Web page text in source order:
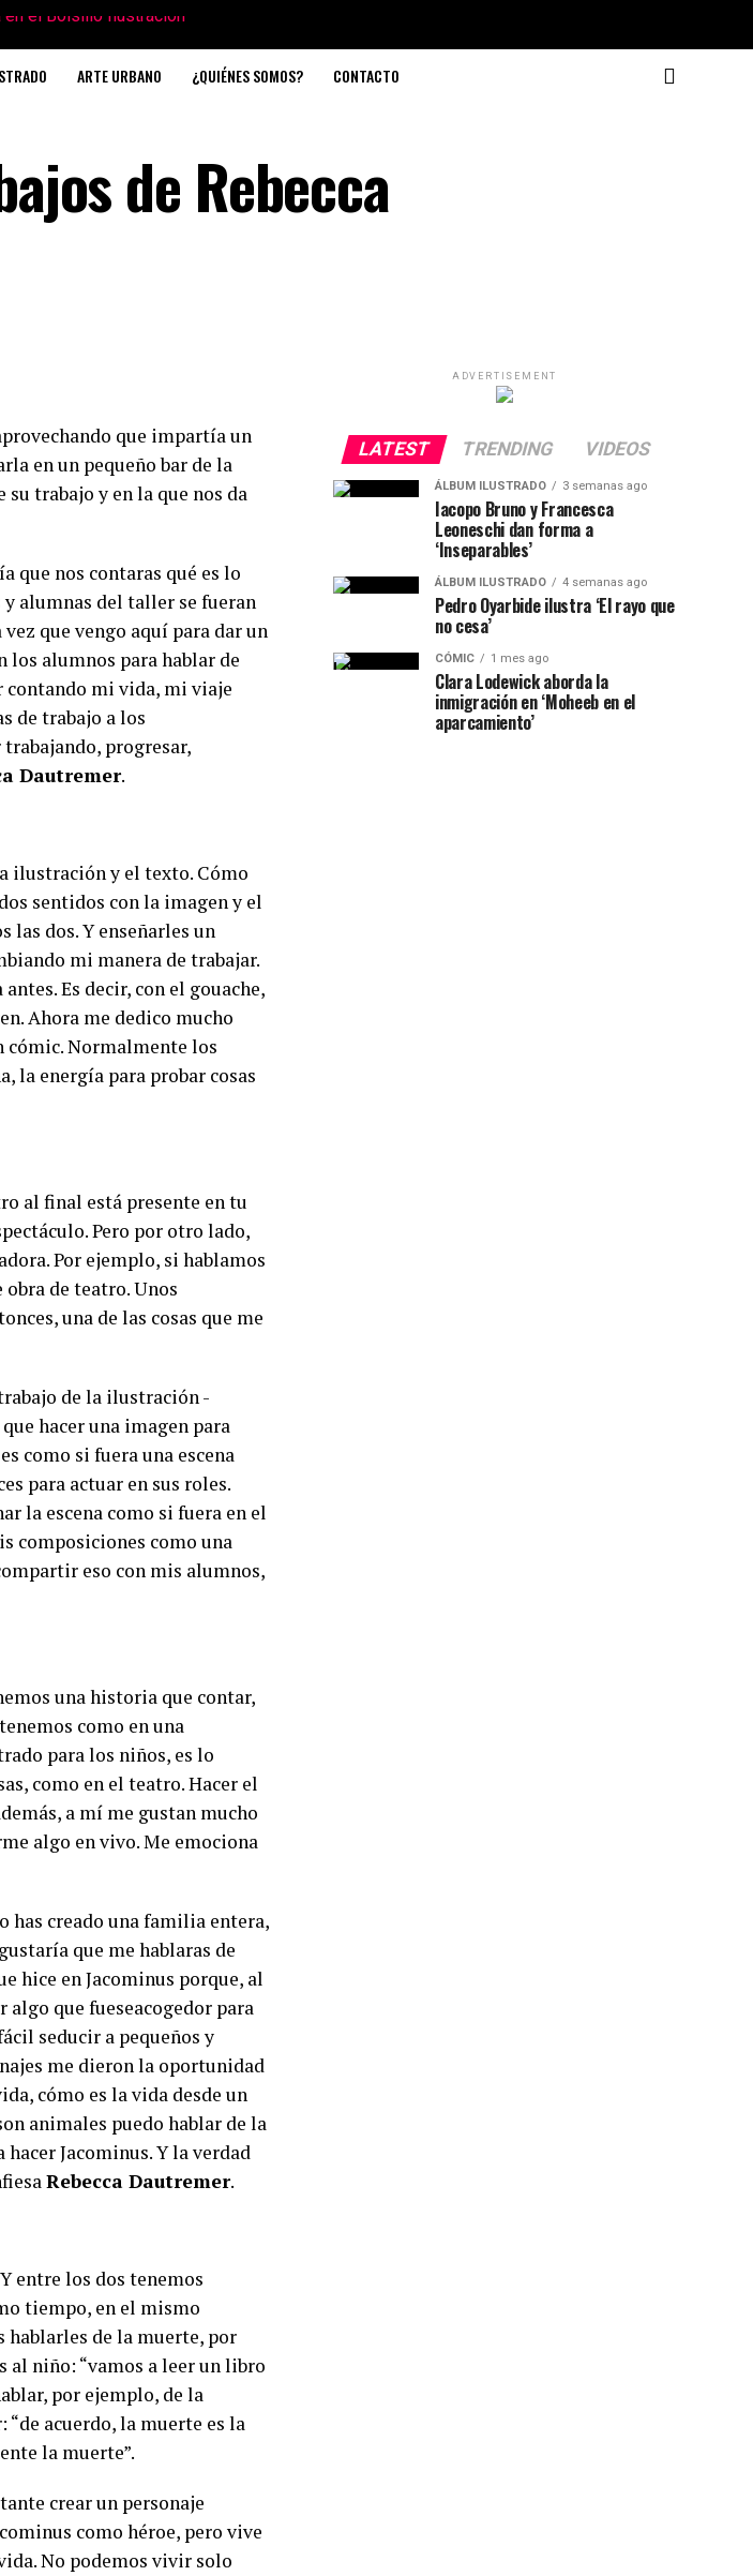
ARTE URBANO ¿QUIÉNES SOMOS? CONTACTO
de Rebecca
que impartía un
en un pequeño bar de la
trabajo y en la que nos da
que nos contaras qué es lo
alumnas del taller se fueran
que vengo aquí para dar un
alumnos para hablar de
mi vida, mi viaje
de trabajo a los
progresar,
Dautremer.
ilustración y el texto. Cómo
sentidos con la imagen y el
dos. Y enseñarles un
mi manera de trabajar.
Es decir, con el gouache,
Ahora me dedico mucho
cómic. Normalmente los
la energía para probar cosas
al final está presente en tu
Pero por otro lado,
Por ejemplo, si hablamos
obra de teatro. Unos
una de las cosas que me
de la ilustración -
hacer una imagen para
como si fuera una escena
para actuar en sus roles.
la escena como si fuera en el
composiciones como una
eso con mis alumnos,
una historia que contar,
como en una
para los niños, es lo
como en el teatro. Hacer el
a mí me gustan mucho
algo en vivo. Me emociona
has creado una familia entera,
que me hablaras de
hice en Jacominus porque, al
algo que fueseacogedor para
seducir a pequeños y
me dieron la oportunidad
cómo es la vida desde un
animales puedo hablar de la
Jacominus. Y la verdad
Rebecca Dautremer.
entre los dos tenemos
tiempo, en el mismo
hablarles de la muerte, por
al niño: “vamos a leer un libro
por ejemplo, de la
acuerdo, la muerte es la
la muerte”.
crear un personaje
como héroe, pero vive
No podemos vivir solo
ADVERTISEMENT
LATEST TRENDING VIDEOS
ÁLBUM ILUSTRADO 3 semanas ago
Iacopo Bruno y Francesca
Leoneschi dan forma a
‘Inseparables’
ÁLBUM ILUSTRADO 4 semanas ago
Pedro Oyarbide ilustra ‘El rayo que
no cesa’
CÓMIC 1 mes ago
Clara Lodewick aborda la
inmigración en ‘Moheeb en el
aparcamiento’